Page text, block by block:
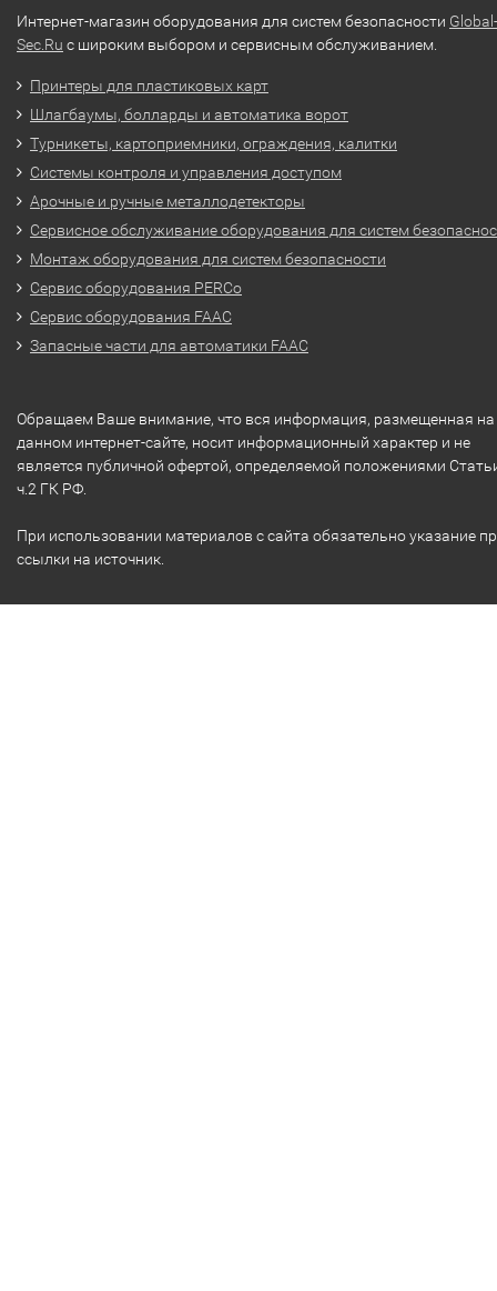
Интернет-магазин оборудования для систем безопасности Global-
Sec.Ru с широким выбором и сервисным обслуживанием.
Принтеры для пластиковых карт
Шлагбаумы, болларды и автоматика ворот
Турникеты, картоприемники, ограждения, калитки
Системы контроля и управления доступом
Арочные и ручные металлодетекторы
Сервисное обслуживание оборудования для систем
Монтаж оборудования для систем безопасности
Сервис оборудования PERCo
Сервис оборудования FAAC
Запасные части для автоматики FAAC
Обращаем Ваше внимание, что вся информация, размещенная на
данном интернет-сайте, носит информационный характер и не
является публичной офертой, определяемой положениями
ч.2 ГК РФ.
При использовании материалов с сайта обязательно указание
ссылки на источник.